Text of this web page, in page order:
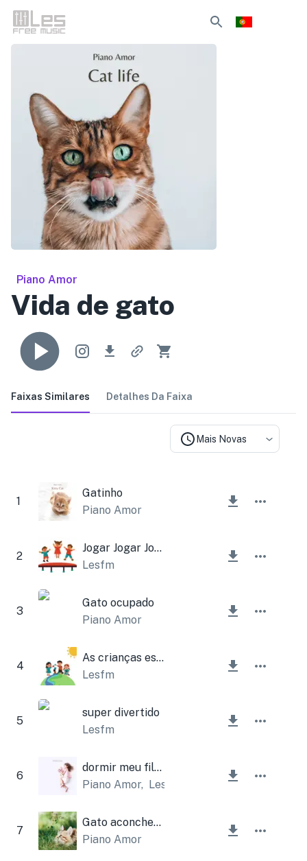
Piano Amor
Vida de gato
Faixas Similares Detalhes Da Faixa
Mais Novas
1
Gatinho
Piano Amor
2
Jogar Jogar Jogar
Lesfm
3
Gato ocupado
Piano Amor
4
As crianças estão brincando
Lesfm
5
super divertido
Lesfm
6
dormir meu filho
Piano Amor, Lesfm
7
Gato aconchegante
Piano Amor